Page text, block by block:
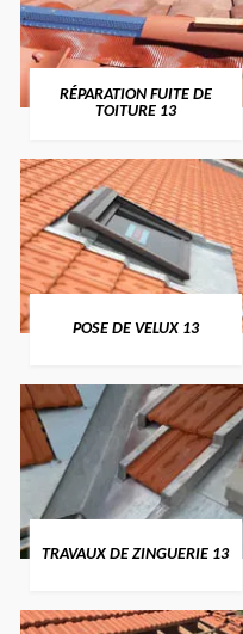
RÉPARATION FUITE DE
TOITURE 13
POSE DE VELUX 13
TRAVAUX DE ZINGUERIE 13